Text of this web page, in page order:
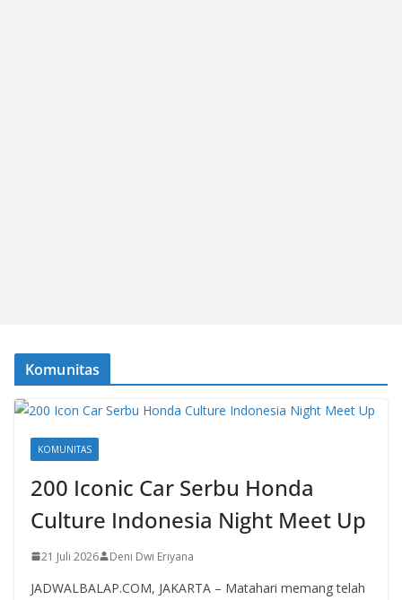
Komunitas
KOMUNITAS
200 Iconic Car Serbu Honda
Culture Indonesia Night Meet Up
21 Juli 2026 Deni Dwi Eriyana
JADWALBALAP.COM, JAKARTA – Matahari memang telah